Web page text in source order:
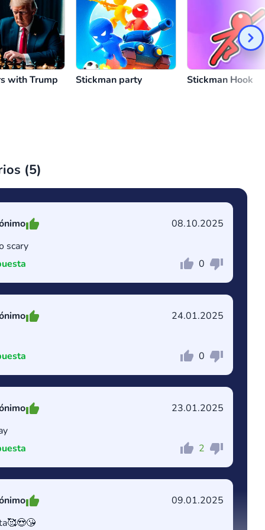
with Trump Stickman party Stickman Hook
(5)
08.10.2025
scary
0
Cancelar Comentario
24.01.2025
0
Cancelar Comentario
23.01.2025
2
09.01.2025